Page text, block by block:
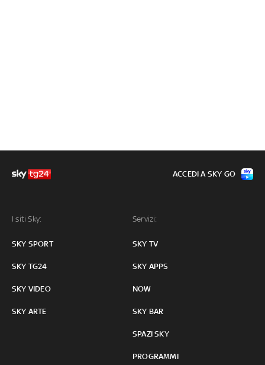
I siti Sky:
SKY SPORT
SKY TG24
SKY VIDEO
SKY ARTE
Servizi:
SKY TV
SKY APPS
NOW
SKY BAR
SPAZI SKY
PROGRAMMI
ACCEDI A SKY GO